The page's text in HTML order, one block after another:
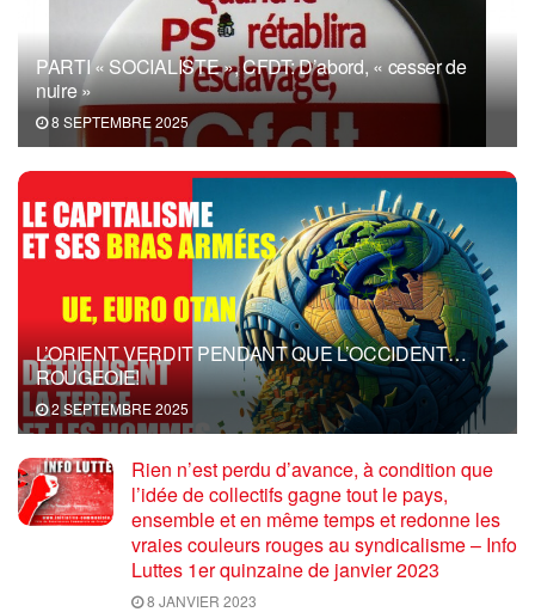
PARTI « SOCIALISTE », CFDT: D’abord, « cesser de
nuire »
8 SEPTEMBRE 2025
L’ORIENT VERDIT PENDANT QUE L’OCCIDENT…
ROUGEOIE!
2 SEPTEMBRE 2025
Rien n’est perdu d’avance, à condition que
l’idée de collectifs gagne tout le pays,
ensemble et en même temps et redonne les
vraies couleurs rouges au syndicalisme – Info
Luttes 1er quinzaine de janvier 2023
8 JANVIER 2023